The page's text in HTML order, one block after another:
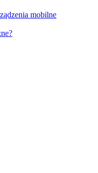
mobilne